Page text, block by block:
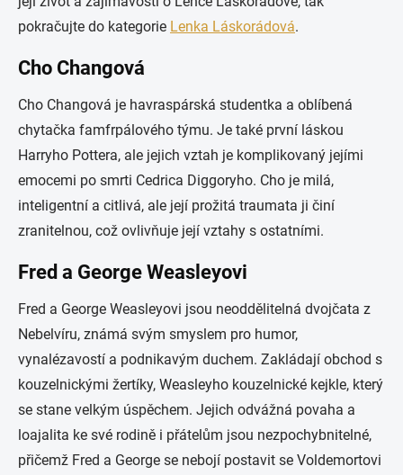
pokračujte do kategorie Lenka Láskorádová.
Cho Changová
Cho Changová je havraspárská studentka a oblíbená
chytačka famfrpálového týmu. Je také první láskou
Harryho Pottera, ale jejich vztah je komplikovaný jejími
emocemi po smrti Cedrica Diggoryho. Cho je milá,
inteligentní a citlivá, ale její prožitá traumata ji činí
zranitelnou, což ovlivňuje její vztahy s ostatními.
Fred a George Weasleyovi
Fred a George Weasleyovi jsou neoddělitelná dvojčata z
Nebelvíru, známá svým smyslem pro humor,
vynalézavostí a podnikavým duchem. Zakládají obchod s
kouzelnickými žertíky, Weasleyho kouzelnické kejkle, který
se stane velkým úspěchem. Jejich odvážná povaha a
loajalita ke své rodině i přátelům jsou nezpochybnitelné,
přičemž Fred a George se nebojí postavit se Voldemortovi